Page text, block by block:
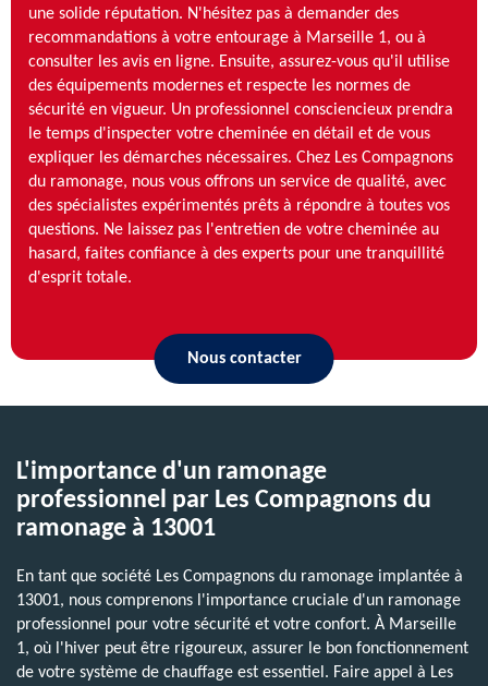
une solide réputation. N'hésitez pas à demander des
recommandations à votre entourage à Marseille 1, ou à
consulter les avis en ligne. Ensuite, assurez-vous qu'il utilise
des équipements modernes et respecte les normes de
sécurité en vigueur. Un professionnel consciencieux prendra
le temps d'inspecter votre cheminée en détail et de vous
expliquer les démarches nécessaires. Chez Les Compagnons
du ramonage, nous vous offrons un service de qualité, avec
des spécialistes expérimentés prêts à répondre à toutes vos
questions. Ne laissez pas l'entretien de votre cheminée au
hasard, faites confiance à des experts pour une tranquillité
d'esprit totale.
Nous contacter
L'importance d'un ramonage
professionnel par Les Compagnons du
ramonage à 13001
En tant que société Les Compagnons du ramonage implantée à
13001, nous comprenons l'importance cruciale d'un ramonage
professionnel pour votre sécurité et votre confort. À Marseille
1, où l'hiver peut être rigoureux, assurer le bon fonctionnement
de votre système de chauffage est essentiel. Faire appel à Les